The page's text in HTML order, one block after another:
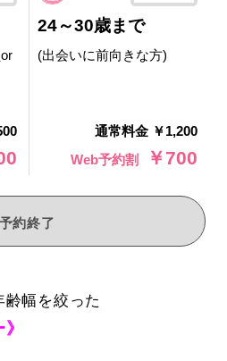
24～30歳まで
(出会いに前向きな方)
通常料金 ￥1,200
Web予約割
￥700
予約終了
齢幅を絞った